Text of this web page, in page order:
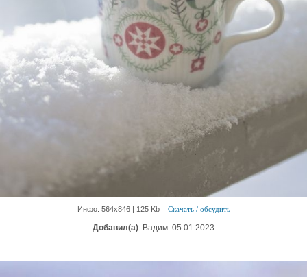
Инфо: 564х846 | 125 Kb Скачать / обсудить
Добавил(а): Вадим. 05.01.2023